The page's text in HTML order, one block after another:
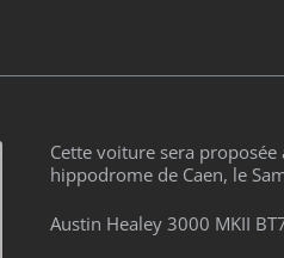
Cette voiture sera
hippodrome de Caen, le
Austin Healey 3000 MKII